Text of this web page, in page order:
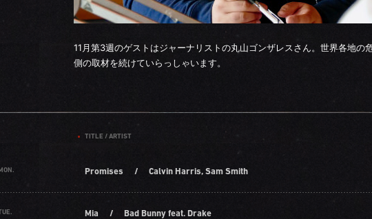
11月第3週のゲストはジャーナリストの丸山ゴンザレスさん。世界各地の
側の取材を続けていらっしゃいます。
TITLE / ARTIST
Promises / Calvin Harris, Sam Smith
Mia / Bad Bunny feat. Drake